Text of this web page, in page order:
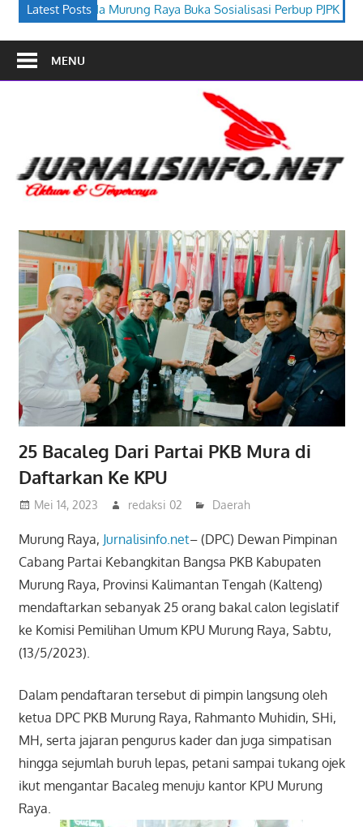
Latest Posts
Sosialisasi Perbup PJPK 2026–2030 Festival Budaya Tira
MENU
25 Bacaleg Dari Partai PKB Mura di
Daftarkan Ke KPU
Mei 14, 2023 redaksi 02 Daerah
Murung Raya, Jurnalisinfo.net– (DPC) Dewan Pimpinan
Cabang Partai Kebangkitan Bangsa PKB Kabupaten
Murung Raya, Provinsi Kalimantan Tengah (Kalteng)
mendaftarkan sebanyak 25 orang bakal calon legislatif
ke Komisi Pemilihan Umum KPU Murung Raya, Sabtu,
(13/5/2023).
Dalam pendaftaran tersebut di pimpin langsung oleh
ketua DPC PKB Murung Raya, Rahmanto Muhidin, SHi,
MH, serta jajaran pengurus kader dan juga simpatisan
hingga sejumlah buruh lepas, petani sampai tukang ojek
ikut mengantar Bacaleg menuju kantor KPU Murung
Raya.